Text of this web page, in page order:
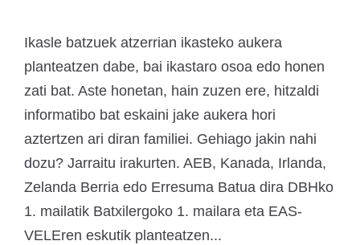
Ikasle batzuek atzerrian ikasteko aukera
planteatzen dabe, bai ikastaro osoa edo honen
zati bat. Aste honetan, hain zuzen ere, hitzaldi
informatibo bat eskaini jake aukera hori
aztertzen ari diran familiei. Gehiago jakin nahi
dozu? Jarraitu irakurten. AEB, Kanada, Irlanda,
Zelanda Berria edo Erresuma Batua dira DBHko
1. mailatik Batxilergoko 1. mailara eta EAS-
VELEren eskutik planteatzen...